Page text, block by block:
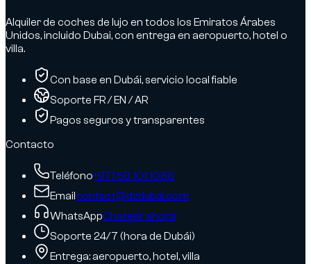
Alquiler de coches de lujo en todos los Emiratos Árabes
Unidos, incluido Dubai, con entrega en aeropuerto, hotel o
villa.
Con base en Dubái, servicio local fiable
Soporte FR / EN / AR
Pagos seguros y transparentes
Contacto
Teléfono+971 58 101 1086
Emailcontact@dzdubai.com
WhatsAppChatear ahora
Soporte 24/7 (hora de Dubái)
Entrega: aeropuerto, hotel, villa